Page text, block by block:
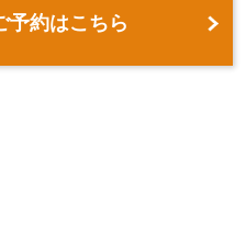
予約はこちら